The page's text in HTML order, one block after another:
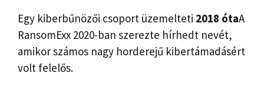
Egy kiberbűnözői csoport üzemelteti 2018 ótaA
RansomExx 2020-ban szerezte hírhedt nevét,
amikor számos nagy horderejű kibertámadásért
volt felelős.